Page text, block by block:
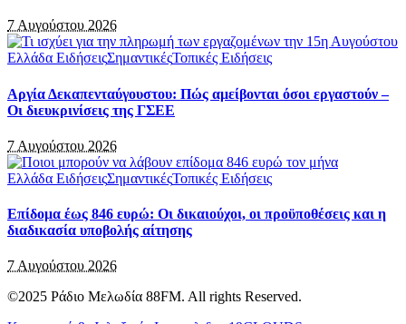
7 Αυγούστου 2026
Ελλάδα ΕιδήσειςΣημαντικέςΤοπικές Ειδήσεις
Αργία Δεκαπενταύγουστου: Πώς αμείβονται όσοι εργαστούν –
Οι διευκρινίσεις της ΓΣΕΕ
7 Αυγούστου 2026
Ελλάδα ΕιδήσειςΣημαντικέςΤοπικές Ειδήσεις
Επίδομα έως 846 ευρώ: Οι δικαιούχοι, οι προϋποθέσεις και η
διαδικασία υποβολής αίτησης
7 Αυγούστου 2026
©2025 Ράδιο Μελωδία 88FM. All rights Reserved.